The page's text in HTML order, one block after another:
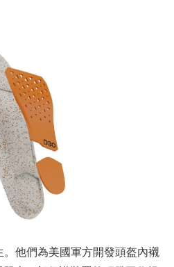
。他們為美國軍方開發頭盔內襯